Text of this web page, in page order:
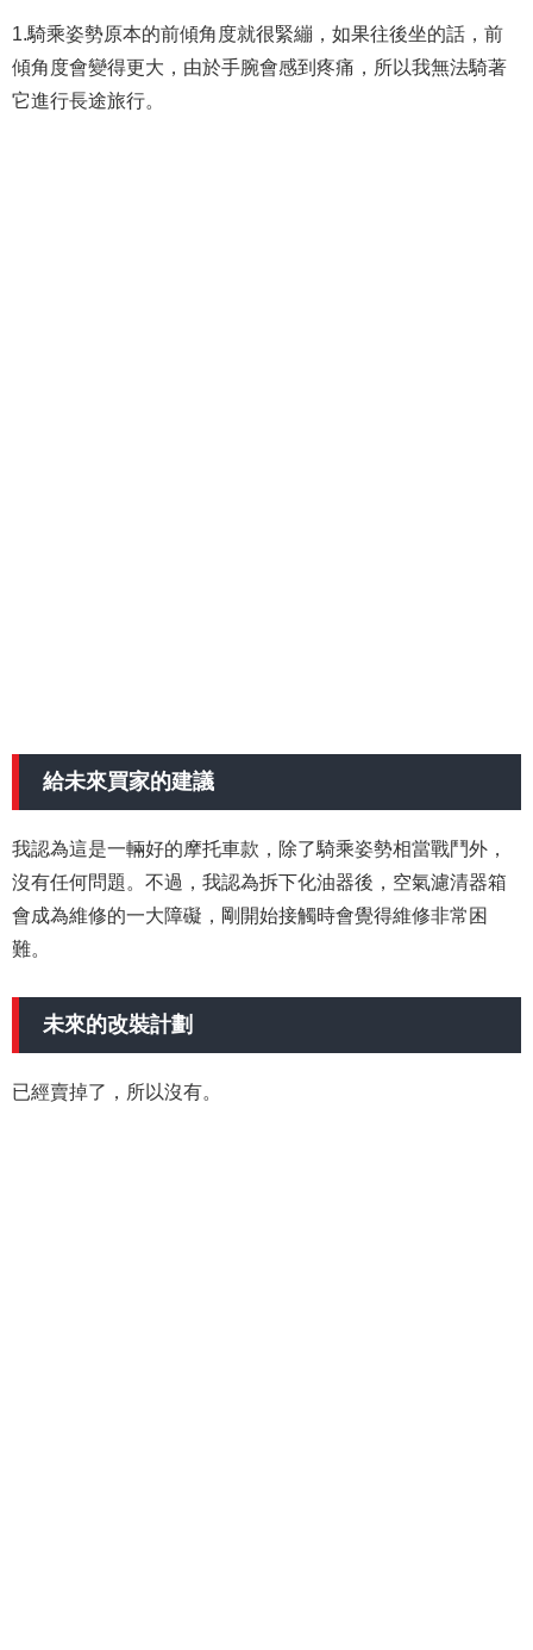
1.騎乘姿勢原本的前傾角度就很緊繃，如果往後坐的話，前
傾角度會變得更大，由於手腕會感到疼痛，所以我無法騎著
它進行長途旅行。
給未來買家的建議
我認為這是一輛好的摩托車款，除了騎乘姿勢相當戰鬥外，
沒有任何問題。不過，我認為拆下化油器後，空氣濾清器箱
會成為維修的一大障礙，剛開始接觸時會覺得維修非常困
難。
未來的改裝計劃
已經賣掉了，所以沒有。